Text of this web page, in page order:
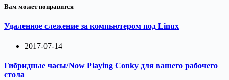
Вам может понравится
Удаленное слежение за компьютером под Linux
2017-07-14
Гибридные часы/Now Playing Conky для вашего рабочего
стола